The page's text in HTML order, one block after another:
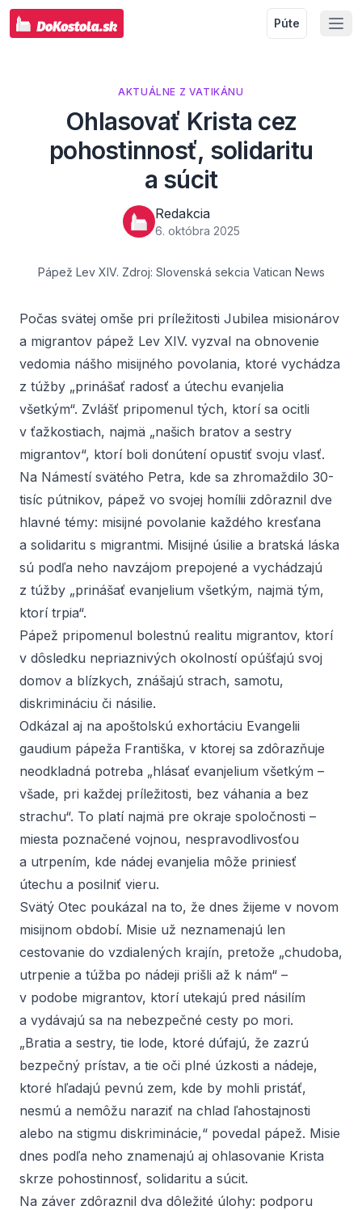
Púte
AKTUÁLNE Z VATIKÁNU
Ohlasovať Krista cez
pohostinnosť, solidaritu
a súcit
Redakcia
6. októbra 2025
Pápež Lev XIV. Zdroj: Slovenská sekcia Vatican News
Počas svätej omše pri príležitosti Jubilea misionárov
a migrantov pápež Lev XIV. vyzval na obnovenie
vedomia nášho misijného povolania, ktoré vychádza
z túžby „prinášať radosť a útechu evanjelia
všetkým“. Zvlášť pripomenul tých, ktorí sa ocitli
v ťažkostiach, najmä „našich bratov a sestry
migrantov“, ktorí boli donútení opustiť svoju vlasť.
Na Námestí svätého Petra, kde sa zhromaždilo 30-
tisíc pútnikov, pápež vo svojej homílii zdôraznil dve
hlavné témy: misijné povolanie každého kresťana
a solidaritu s migrantmi. Misijné úsilie a bratská láska
sú podľa neho navzájom prepojené a vychádzajú
z túžby „prinášať evanjelium všetkým, najmä tým,
ktorí trpia“.
Pápež pripomenul bolestnú realitu migrantov, ktorí
v dôsledku nepriaznivých okolností opúšťajú svoj
domov a blízkych, znášajú strach, samotu,
diskrimináciu či násilie.
Odkázal aj na apoštolskú exhortáciu Evangelii
gaudium pápeža Františka, v ktorej sa zdôrazňuje
neodkladná potreba „hlásať evanjelium všetkým –
všade, pri každej príležitosti, bez váhania a bez
strachu“. To platí najmä pre okraje spoločnosti –
miesta poznačené vojnou, nespravodlivosťou
a utrpením, kde nádej evanjelia môže priniesť
útechu a posilniť vieru.
Svätý Otec poukázal na to, že dnes žijeme v novom
misijnom období. Misie už neznamenajú len
cestovanie do vzdialených krajín, pretože „chudoba,
utrpenie a túžba po nádeji prišli až k nám“ –
v podobe migrantov, ktorí utekajú pred násilím
a vydávajú sa na nebezpečné cesty po mori.
„Bratia a sestry, tie lode, ktoré dúfajú, že zazrú
bezpečný prístav, a tie oči plné úzkosti a nádeje,
ktoré hľadajú pevnú zem, kde by mohli pristáť,
nesmú a nemôžu naraziť na chlad ľahostajnosti
alebo na stigmu diskriminácie,“ povedal pápež. Misie
dnes podľa neho znamenajú aj ohlasovanie Krista
skrze pohostinnosť, solidaritu a súcit.
Na záver zdôraznil dva dôležité úlohy: podporu